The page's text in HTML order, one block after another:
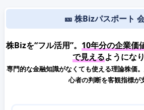
🎫 株Bizパスポート
株Bizを“フル活用”。 10年分の企業価
で見えるようにな
専門的な金融知識がなくても使える理論株価
心者の判断を客観指標が